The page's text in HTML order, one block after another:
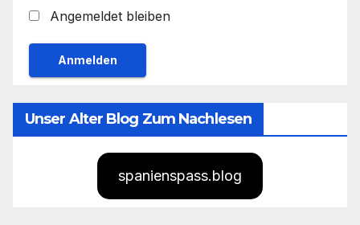
Angemeldet bleiben
Unser Alter Blog Zum Nachlesen
spanienspass.blog